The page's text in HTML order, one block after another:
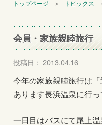
トップページ ＞ トピックス
会員・家族親睦旅行
投稿日： 2013.04.16
今年の家族親睦旅行は
あります長浜温泉に行っ
一日目はバスにて尾上